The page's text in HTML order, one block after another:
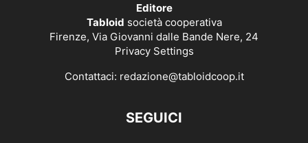
Editore
Tabloid società cooperativa
Firenze, Via Giovanni dalle Bande Nere, 24
Privacy Settings
Contattaci: redazione@tabloidcoop.it
SEGUICI